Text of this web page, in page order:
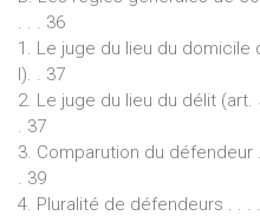
. . . 36
1. Le juge du lieu du domicile
I). . 37
2. Le juge du lieu du délit (art.
. 37
3. Comparution du défendeur .
. 39
4. Pluralité de défendeurs . . . .